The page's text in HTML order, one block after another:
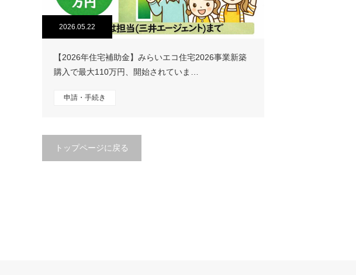
2026.05.22
【2026年住宅補助金】みらいエコ住宅2026事業新築
購入で最大110万円、開始されていま…
申請・手続き
トップページに戻る